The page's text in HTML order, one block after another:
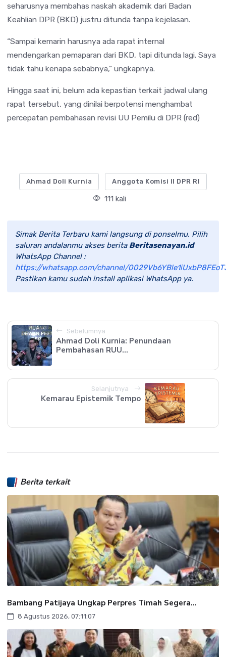
seharusnya membahas naskah akademik dari Badan
Keahlian DPR (BKD) justru ditunda tanpa kejelasan.
“Sampai kemarin harusnya ada rapat internal
mendengarkan pemaparan dari BKD, tapi ditunda lagi. Saya
tidak tahu kenapa sebabnya,” ungkapnya.
Hingga saat ini, belum ada kepastian terkait jadwal ulang
rapat tersebut, yang dinilai berpotensi menghambat
percepatan pembahasan revisi UU Pemilu di DPR (red)
Ahmad Doli Kurnia Anggota Komisi II DPR RI
111 kali
Simak Berita Terbaru kami langsung di ponselmu. Pilih
saluran andalanmu akses berita Beritasenayan.id
WhatsApp Channel :
https://whatsapp.com/channel/
Pastikan kamu sudah install aplikasi WhatsApp ya.
Sebelumnya
Ahmad Doli Kurnia: Penundaan
Pembahasan RUU...
Selanjutnya
Kemarau Epistemik Tempo
Berita terkait
Bambang Patijaya Ungkap Perpres Timah Segera...
8 Agustus 2026, 07:11:07